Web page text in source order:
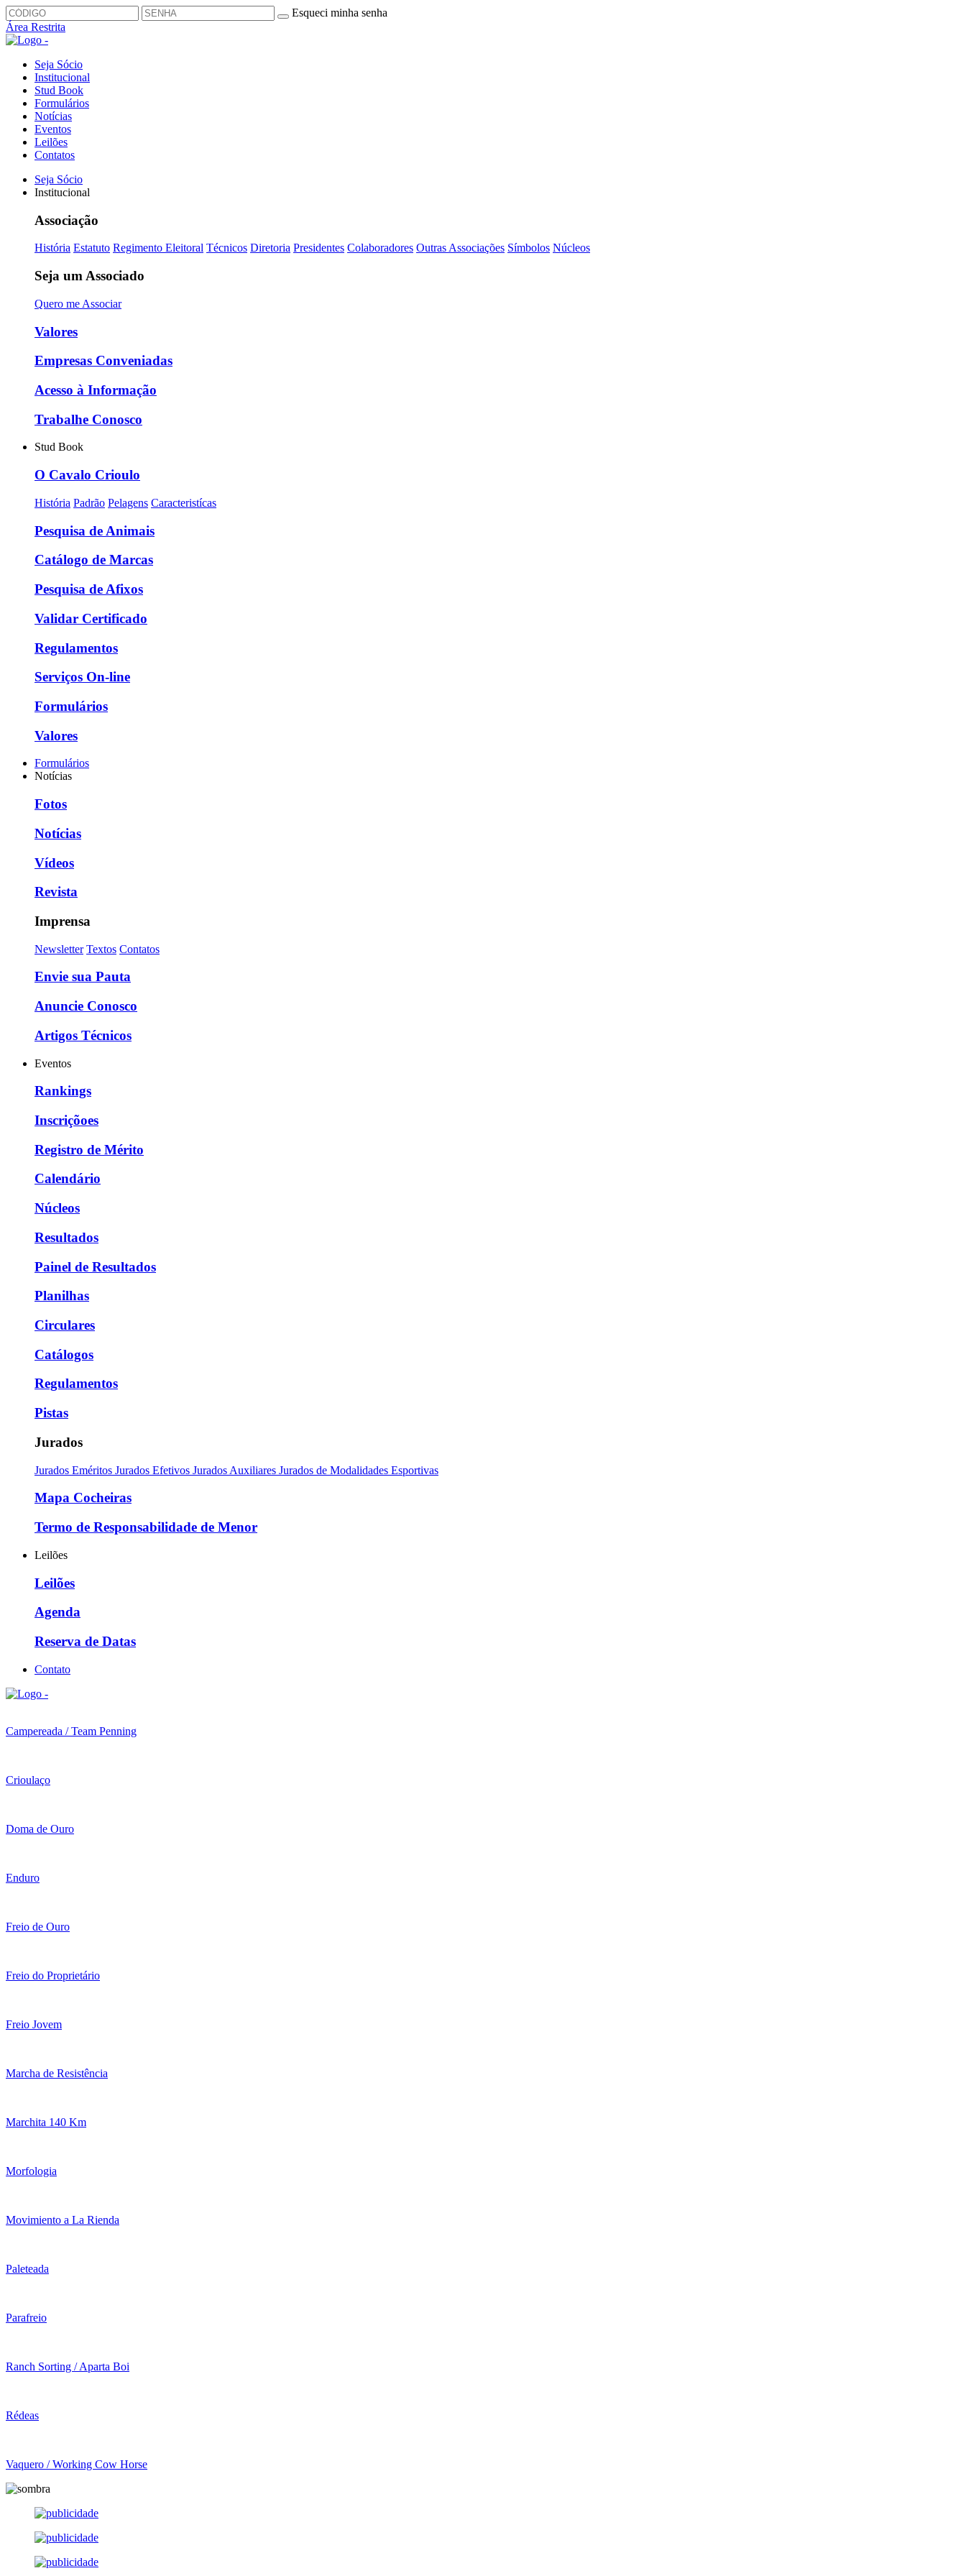
Esqueci minha senha
Área Restrita
Seja Sócio
Institucional
Stud Book
Formulários
Notícias
Eventos
Leilões
Contatos
Seja Sócio
Institucional
Associação
História Estatuto Regimento Eleitoral Técnicos Diretoria Presidentes Colaboradores Outras Associações Símbolos Núcleos
Seja um Associado
Quero me Associar
Valores
Empresas Conveniadas
Acesso à Informação
Trabalhe Conosco
Stud Book
O Cavalo Crioulo
História Padrão Pelagens Caracteristícas
Pesquisa de Animais
Catálogo de Marcas
Pesquisa de Afixos
Validar Certificado
Regulamentos
Serviços On-line
Formulários
Valores
Formulários
Notícias
Fotos
Notícias
Vídeos
Revista
Imprensa
Newsletter Textos Contatos
Envie sua Pauta
Anuncie Conosco
Artigos Técnicos
Eventos
Rankings
Inscriçõoes
Registro de Mérito
Calendário
Núcleos
Resultados
Painel de Resultados
Planilhas
Circulares
Catálogos
Regulamentos
Pistas
Jurados
Jurados Eméritos Jurados Efetivos Jurados Auxiliares Jurados de Modalidades Esportivas
Mapa Cocheiras
Termo de Responsabilidade de Menor
Leilões
Leilões
Agenda
Reserva de Datas
Contato
Campereada / Team Penning
Crioulaço
Doma de Ouro
Enduro
Freio de Ouro
Freio do Proprietário
Freio Jovem
Marcha de Resistência
Marchita 140 Km
Morfologia
Movimiento a La Rienda
Paleteada
Parafreio
Ranch Sorting / Aparta Boi
Rédeas
Vaquero / Working Cow Horse